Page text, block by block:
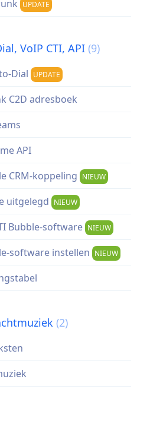
UPDATE
VoIP CTI, API (9)
Dial UPDATE
C2D adresboek
API
CRM-koppeling NIEUW
uitgelegd NIEUW
Bubble-software NIEUW
software instellen NIEUW
(2)